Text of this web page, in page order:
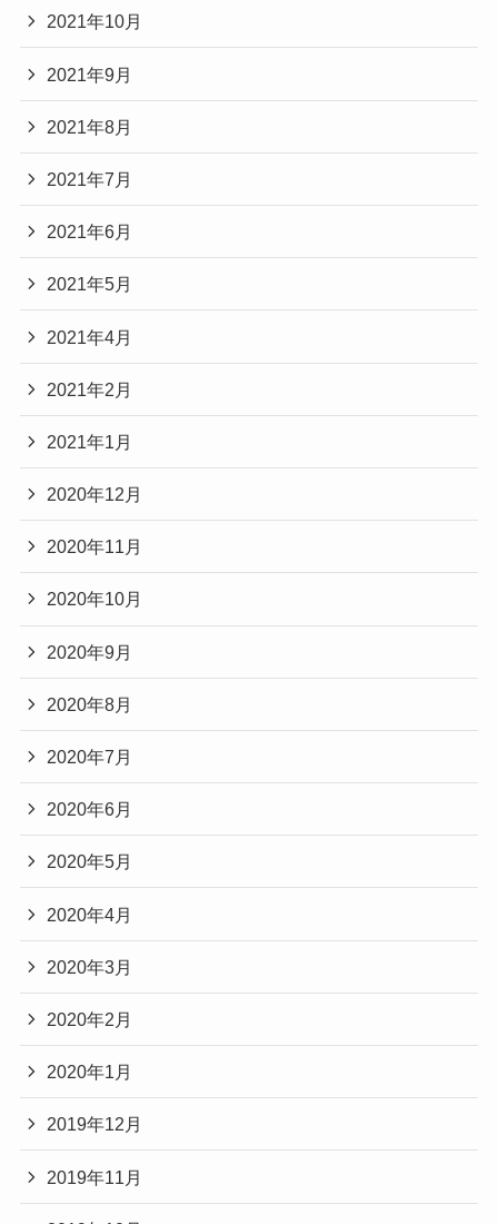
2021年10月
2021年9月
2021年8月
2021年7月
2021年6月
2021年5月
2021年4月
2021年2月
2021年1月
2020年12月
2020年11月
2020年10月
2020年9月
2020年8月
2020年7月
2020年6月
2020年5月
2020年4月
2020年3月
2020年2月
2020年1月
2019年12月
2019年11月